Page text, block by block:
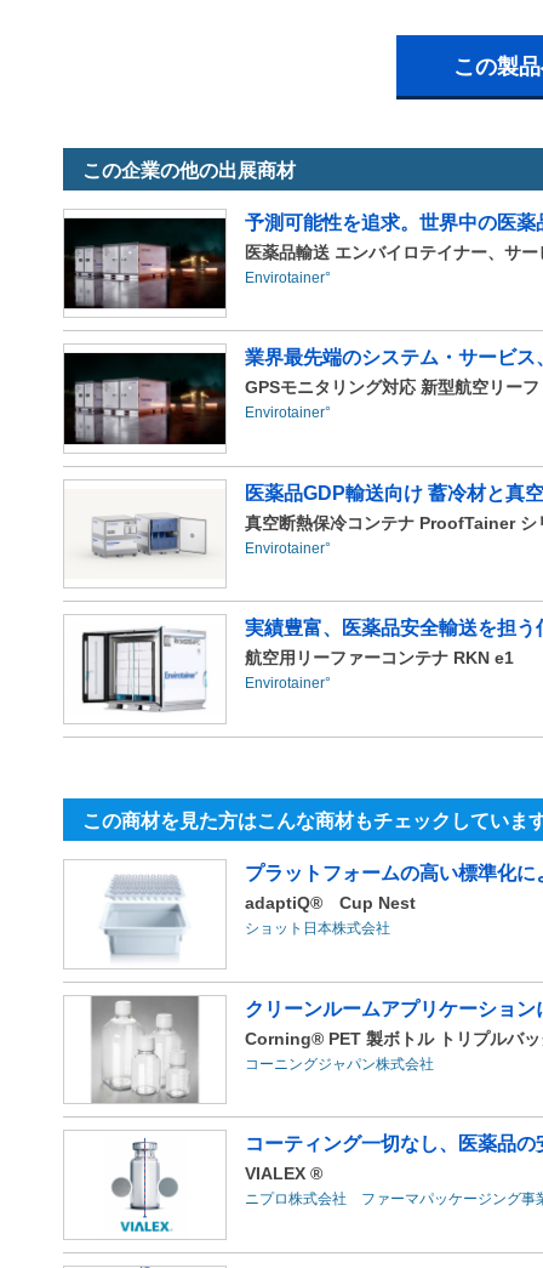
この製
この企業の他の出展商材
予測可能性を追求。世界中の医
医薬品輸送 エンバイロテイナー、サ
Envirotainer°
業界最先端のシステム・サービ
GPSモニタリング対応 新型航空リー
Envirotainer°
医薬品GDP輸送向け 蓄冷材と真
真空断熱保冷コンテナ ProofTainer
Envirotainer°
実績豊富、医薬品安全輸送を担う
航空用リーファーコンテナ RKN e1
Envirotainer°
この商材を見た方はこんな商材もチェックしていま
プラットフォームの高い標準化
adaptiQ® Cup Nest
ショット日本株式会社
クリーンルームアプリケーショ
Corning® PET 製ボトル トリプルバ
コーニングジャパン株式会社
コーティング一切なし、医薬品
VIALEX ®
ニプロ株式会社 ファーマパッケージング事